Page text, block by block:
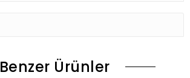
Benzer Ürünler